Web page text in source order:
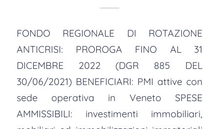
FONDO REGIONALE DI ROTAZIONE
ANTICRISI: PROROGA FINO AL 31
DICEMBRE 2022 (DGR 885 DEL
30/06/2021) BENEFICIARI: PMI attive con
sede operativa in Veneto SPESE
AMMISSIBILI: investimenti immobiliari,